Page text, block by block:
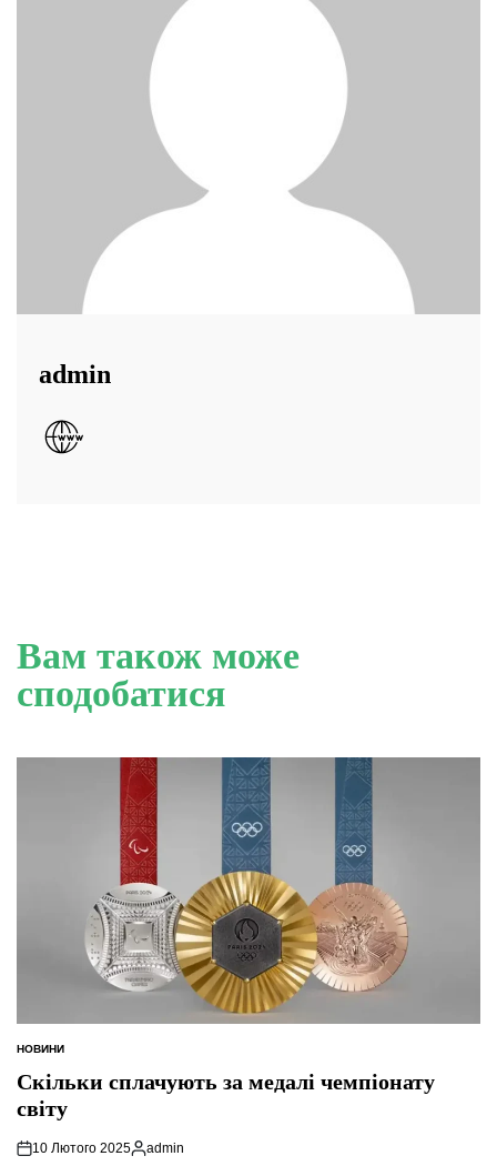
admin
Вам також може
сподобатися
ОПУБЛІКУВАТИ
НОВИНИ
Скільки сплачують за медалі чемпіонату
світу
10 Лютого 2025
Опубліковано
admin